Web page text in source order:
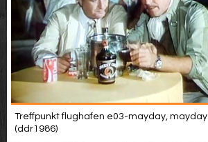
Treffpunkt flughafen e03-mayday, mayday
(ddr1986)